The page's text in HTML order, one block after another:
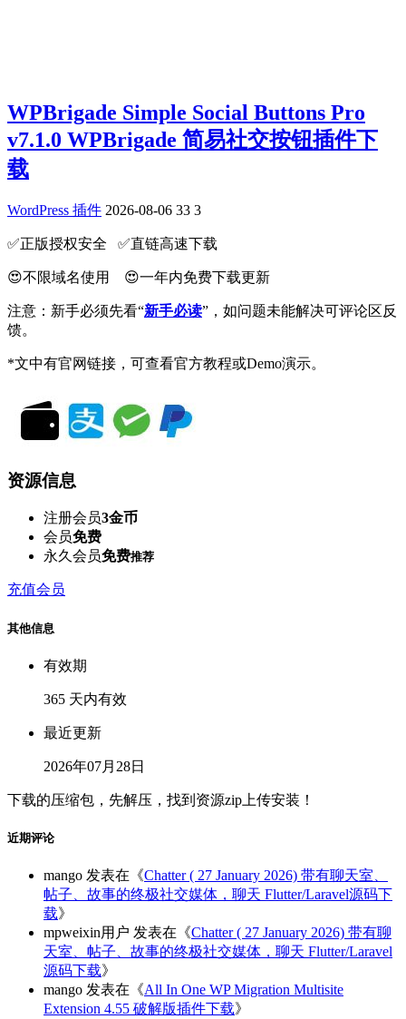
WPBrigade Simple Social Buttons Pro
v7.1.0 WPBrigade 简易社交按钮插件下
载
WordPress 插件 2026-08-06 33 3
✅️正版授权安全 ✅️直链高速下载
😍不限域名使用 😍一年内免费下载更新
注意：新手必须先看“新手必读”，如问题未能解决可评论区反
馈。
*文中有官网链接，可查看官方教程或Demo演示。
资源信息
注册会员3金币
会员免费
永久会员免费推荐
充值会员
其他信息
有效期
365 天内有效
最近更新
2026年07月28日
下载的压缩包，先解压，找到资源zip上传安装！
近期评论
mango 发表在《Chatter ( 27 January 2026) 带有聊天室、
帖子、故事的终极社交媒体，聊天 Flutter/Laravel源码下
载》
mpweixin用户 发表在《Chatter ( 27 January 2026) 带有聊
天室、帖子、故事的终极社交媒体，聊天 Flutter/Laravel
源码下载》
mango 发表在《All In One WP Migration Multisite
Extension 4.55 破解版插件下载》